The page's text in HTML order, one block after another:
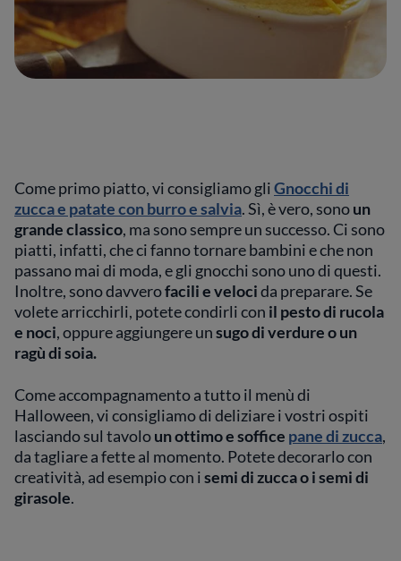
Come primo piatto, vi consigliamo gliGnocchi di
zucca e patate con burro e salvia. Sì, è vero, sonoun
grande classico, ma sono sempre un successo. Ci sono
piatti, infatti, che ci fanno tornare bambini e che non
passano mai di moda, e gli gnocchi sono uno di questi.
Inoltre, sono davverofacili e velocida preparare. Se
volete arricchirli, potete condirli con il pesto di rucola
e noci, oppure aggiungere unsugo di verdure o un
ragù di soia.
Come accompagnamento a tutto il menù di
Halloween, vi consigliamo di deliziare i vostri ospiti
lasciando sul tavoloun ottimo e soffice pane di zucca,
da tagliare a fette al momento. Potete decorarlo con
creatività, ad esempio con isemi di zucca o i semi di
girasole.